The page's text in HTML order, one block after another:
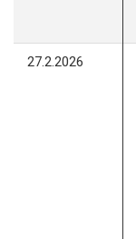
27.2.2026